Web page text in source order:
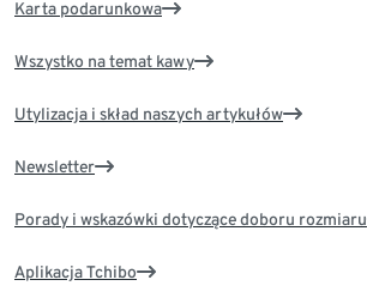
Karta podarunkowa
Wszystko na temat kawy
Utylizacja i skład naszych artykułów
Newsletter
Porady i wskazówki dotyczące doboru rozmiaru
Aplikacja Tchibo